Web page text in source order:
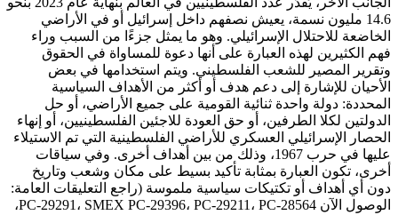
14.6 مليون نسمة، يعيش نصفهم داخل إسرائيل أو في الأراضي
الخاضعة للاحتلال الإسرائيلي. وهو ما يمثل جزءًا من السبب وراء
فهم الكثيرين لهذه العبارة على أنها دعوة للمساواة في الحقوق
وتقرير المصير للشعب الفلسطيني. ويتم استخدامها في بعض
الأحيان للإشارة إلى دعم هدف أو أكثر من الأهداف السياسية
المحددة: دولة واحدة ثنائية القومية على جميع الأراضي، أو حل
الدولتين لكلا الطرفين، أو حق العودة للاجئين الفلسطينيين، أو إنهاء
الحصار الإسرائيلي العسكري للأراضي الفلسطينية التي تم الاستيلاء
عليها في حرب 1967، وذلك من بين أهداف أخرى. وفي سياقات
أخرى، تكون العبارة بمثابة تأكيد بسيط على مكان وشعب وتاريخ
دون أي أهداف أو تكتيكات سياسية ملموسة (راجع التعليقات العامة:
الوصول الآن PC-29291، SMEX PC-29396، PC-29211، PC-28564،